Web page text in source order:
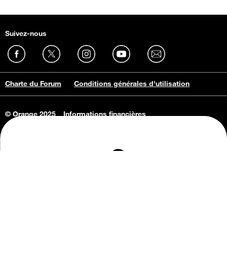
Suivez-nous
Charte du Forum Conditions générales d'utilisation
© Orange 2025
Informations financières